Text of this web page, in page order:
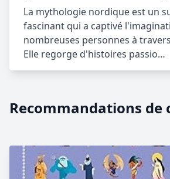
La mythologie nordique est un
fascinant qui a captivé
nombreuses personnes à
Elle regorge d'histoires passio…
Recommandations de